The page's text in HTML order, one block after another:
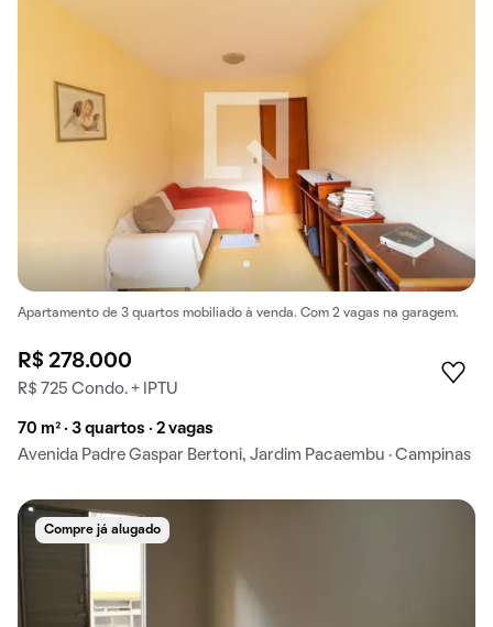
Apartamento de 3 quartos mobiliado à venda. Com 2 vagas na garagem.
R$ 278.000
R$ 725 Condo. + IPTU
70 m² · 3 quartos · 2 vagas
Avenida Padre Gaspar Bertoni, Jardim Pacaembu · Campinas
Compre já alugado